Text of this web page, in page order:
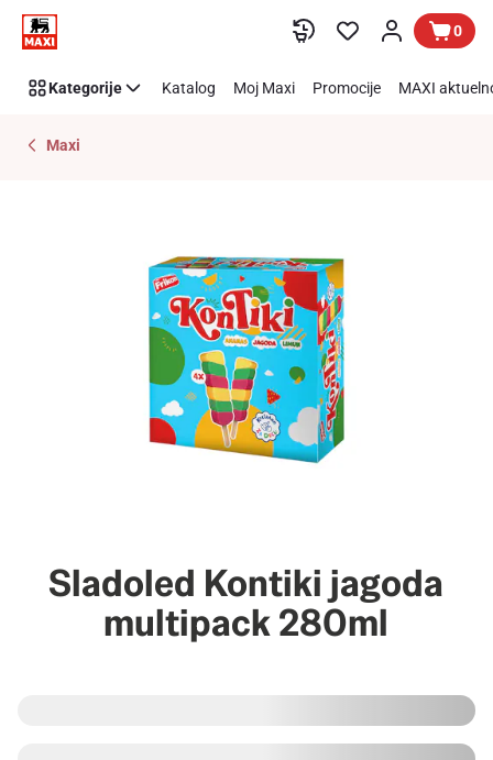
Preskoči link 0
Kategorije Katalog Moj Maxi Promocije MAXI
Maxi
Sladoled Kontiki jagoda
multipack 280ml